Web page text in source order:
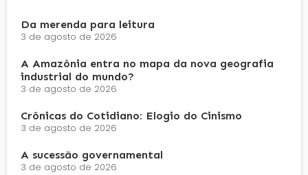
Da merenda para leitura
3 de agosto de 2026
A Amazônia entra no mapa da nova geografia
industrial do mundo?
3 de agosto de 2026
Crônicas do Cotidiano: Elogio do Cinismo
3 de agosto de 2026
A sucessão governamental
3 de agosto de 2026